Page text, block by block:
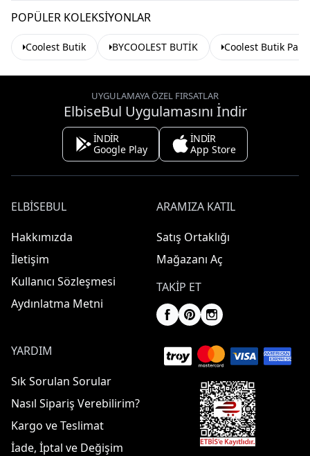
POPÜLER KOLEKSIYONLAR
Coolest Butik BYCOOLEST BUTİK Coolest Butik
UYGULAMAYA ÖZEL FIRSATLAR
ElbiseBul Uygulamasını İndir
İNDİR
Google Play
İNDİR
App Store
ELBISEBUL
Hakkımızda
İletişim
Kullanıcı Sözleşmesi
Aydınlatma Metni
ARAMIZA KATIL
Satış Ortaklığı
Mağazanı Aç
TAKIP ET
YARDIM
Sık Sorulan Sorular
Nasıl Sipariş Verebilirim?
Kargo ve Teslimat
İade, İptal ve Değişim